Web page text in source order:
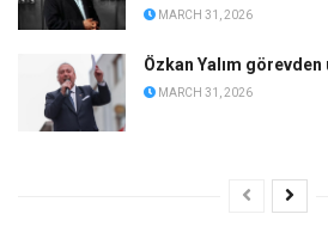
MARCH 31, 2026
Özkan Yalım görevden
MARCH 31, 2026